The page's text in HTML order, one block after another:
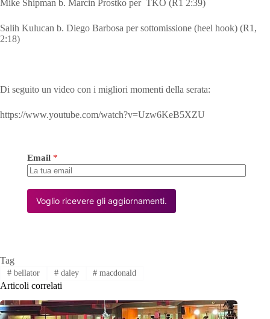
Mike Shipman b. Marcin Prostko per TKO (R1 2:39)
Salih Kulucan b. Diego Barbosa per sottomissione (heel hook) (R1,
2:18)
Di seguito un video con i migliori momenti della serata:
https://www.youtube.com/watch?v=Uzw6KeB5XZU
Email *
Voglio ricevere gli aggiornamenti.
Tag
#bellator #daley # macdonald
Articoli correlati